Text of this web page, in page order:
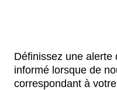
Définissez une alerte
informé lorsque de
correspondant à